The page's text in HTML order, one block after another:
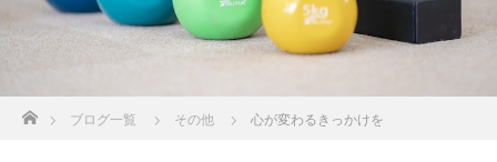
ブログ一覧 その他 心が変わるきっかけを